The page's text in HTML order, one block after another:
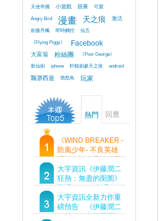
天使帝國
小遊戲 競賽
可愛
Angry Bird
漫畫 天之痕
激活
劍傲丹楓
即時觸控
仙五
《Flying Piggy》
Facebook
大富翁 粉絲團
《Poor George》
新仙劍
iphone 軒轅劍參天之痕 android
飄渺西遊 憤怒鳥 玩家
熱門 回應
《WIND BREAKER -
防風少年- 不良英雄
譚》傳說中最強的男
人現身！即將顛覆風
鈴高中！
大宇資訊《伊藤潤二
狂熱：無盡的囹圄》
登場 Steam 新品節
首支預告片及遊戲
Demo重磅釋出
大宇資訊全新力作重
磅預告 《伊藤潤二
狂熱：無盡的囹圄》